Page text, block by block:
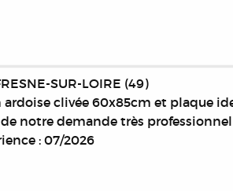
SUR-LOIRE (49)
ardoise clivée 60x85cm et plaque
notre demande très
: 07/2026